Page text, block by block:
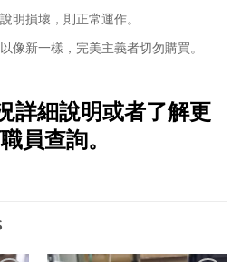
明損壞，則正常運作。
像新一樣，完美主義者切勿購買。
詳細說明或者了解更
員查詢。